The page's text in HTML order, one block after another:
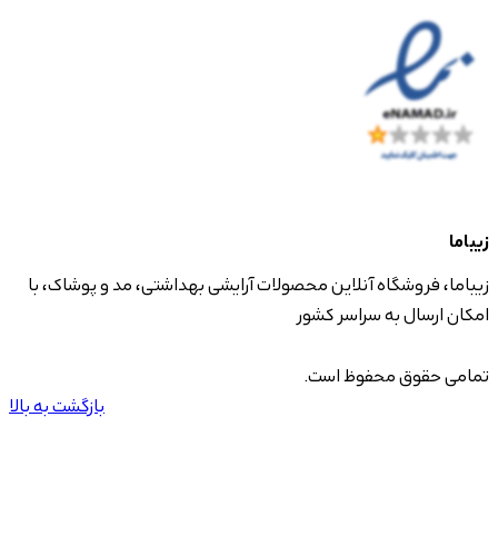
زیباما
زیباما، فروشگاه آنلاین محصولات آرایشی بهداشتی، مد و پوشاک، با
امکان ارسال به سراسر کشور
تمامی حقوق محفوظ است.
بازگشت به بالا